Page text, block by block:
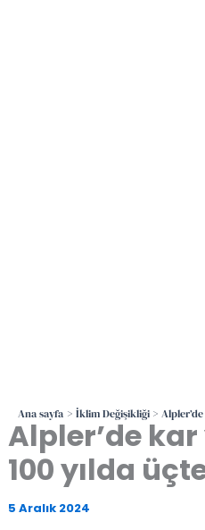
Ana sayfa İklim Değişikliği
Alpler’de kar
100 yılda
5 Aralık 2024